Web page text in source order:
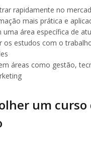
rapidamente no
mais prática e
uma área específica de
os estudos com o
áreas como gestão,
um curso